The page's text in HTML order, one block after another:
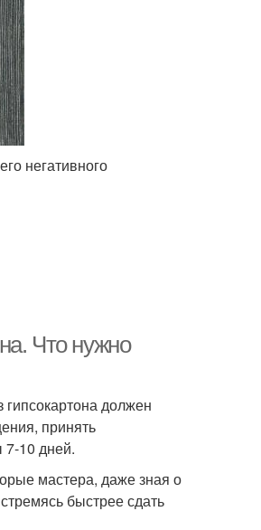
негативного
Что нужно
должен
принять
7-10 дней.
мастера, даже зная о
быстрее сдать